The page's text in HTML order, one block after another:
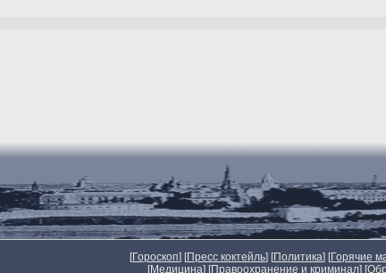
[Гороскоп] [Пресс коктейль] [Политика] [Горячие
[Медицина] [Правоохранение и криминал] [